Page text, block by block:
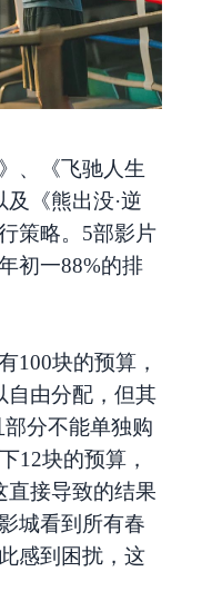
、《飞驰人生
《熊出没·逆
策略。5部影片
初一88%的排
100块的预算，
自由分配，但其
部分不能单独购
12块的预算，
直接导致的结果
城看到所有春
感到困扰，这